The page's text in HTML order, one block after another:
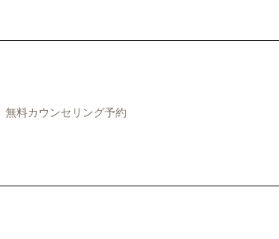
無料カウンセリング予約